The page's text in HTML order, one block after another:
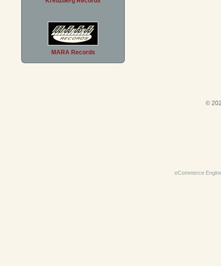
MARA Records
©
eCommerce